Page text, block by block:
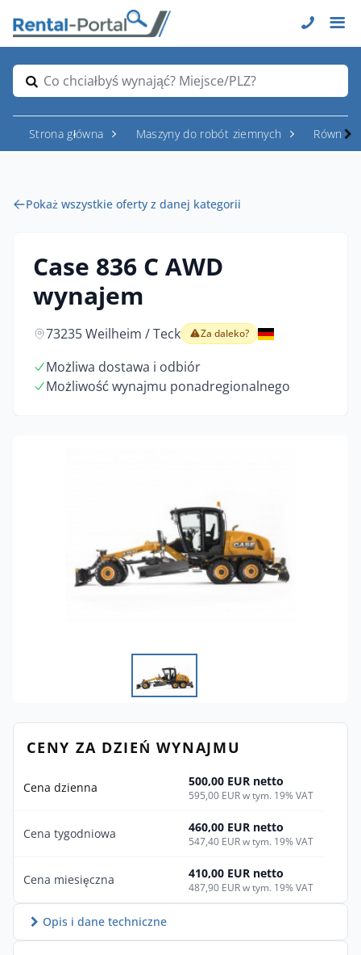
Co chciałbyś wynająć? Miejsce/PLZ?
Strona główna Maszyny do robót ziemnych
Pokaż wszystkie oferty z danej kategorii
Case 836 C AWD
wynajem
73235 Weilheim / Teck Za daleko?
Możliwa dostawa i odbiór
Możliwość wynajmu ponadregionalnego
CENY ZA DZIEŃ WYNAJMU
Cena dzienna 500,00 EUR netto
595,00 EUR w tym. 19% VAT
Cena tygodniowa 460,00 EUR netto
547,40 EUR w tym. 19% VAT
Cena miesięczna 410,00 EUR netto
487,90 EUR w tym. 19% VAT
Opis i dane techniczne